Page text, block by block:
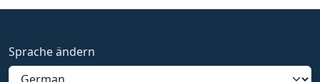
Sprache ändern